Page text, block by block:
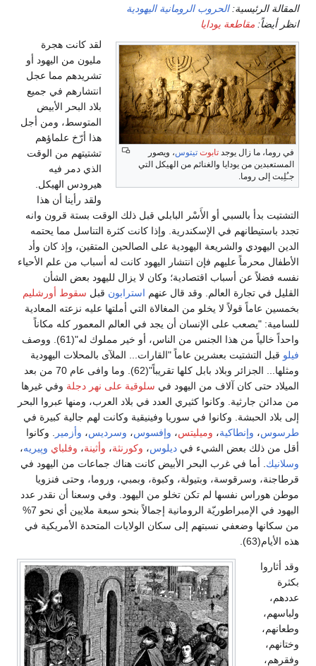
المقالة الرئيسية:الحروب الرومانية اليهودية
انظر أيضاً: مقاطعة يودايا
في روما، ما زال يوجد تابوت تيتوس، ويصور
المستعبدين من يودايا والغنائم من الهيكل التي
جـُلِبت إلى روما.
لقد كانت هجرة
مليون من اليهود أو
تشريدهم مما عجل
انتشارهم في جميع
بلاد البحر الأبيض
المتوسط، ومن أجل
هذا أرّخ علماؤهم
تشتيتهم من الوقت
الذي دمر فيه
هيرودس الهيكل.
ولقد رأينا أن هذا
التشتيت بدأ بالسبي أو الأَسْر البابلي قبل ذلك الوقت بستة قرون وانه
تجدد باستيطانهم في الإسكندرية. وإذا كانت كثرة التناسل مما يحتمه
الدين اليهودي والشريعة اليهودية على الصالحين المتقين، وإذ كان وأد
الأطفال محرماً عليهم فإن انتشار اليهود كانت له أسباب من علم الأحياء
نفسه فضلاً عن أسباب اقتصادية؛ وكان لا يزال لليهود بعض الشأن
القليل في تجارة العالم. وقد قال عنهم استرابون قبل سقوط أورشليم
بخمسين عاماً قولاً لا يخلو من المغالاة التي أملتها عليه نزعته المعادية
للسامية: "يصعب على الإنسان أن يجد في العالم المعمور كله مكاناً
واحداً خالياً من هذا الجنس من الناس، أو خير مملوك له"(61). ووصف
فيلو قبل التشتيت بعشرين عاماً "القارات... الملآى بالمحلات اليهودية
ومثلها... الجزائر وبلاد بابل كلها تقريباً"(62). وما وافى عام 70 من بعد
الميلاد حتى كان آلاف من اليهود في سلوقية على نهر دجلة وفي غيرها
من مدائن جارثية. وكانوا كثيري العدد في بلاد العرب، ومنها عبروا البحر
إلى بلاد الحبشة. وكانوا في سوريا وفينيقية وكانت لهم جالية كبيرة في
طرسوس، وإنطاكية، وميليتس، وإفسوس، وسرديس، وأزمير
. وكانوا
أقل من ذلك بعض الشيء في ديلوس، وكورنثة، وأثينة، وفلباي وپيريه،
وسلانيك . أما في غرب البحر الأبيض كانت هناك جماعات من اليهود في
قرطاجنة، وسرقوسة، وبتيولة، وكبوة، وبمبي، وروما، وحتى فنزويا
موطن هوراس نفسها لم تكن تخلو من اليهود. وفي وسعنا أن نقدر عدد
اليهود في الإمبراطوريّة الرومانية إجمالاً بنحو سبعة ملايين أي نحو 7%
من سكانها وضعفي نسبتهم إلى سكان الولايات المتحدة الأمريكية في
هذه الأيام(63).
وقد أثاروا
بكثرة
عددهم،
ولباسهم،
وطعانهم،
وختانهم،
وفقرهم،